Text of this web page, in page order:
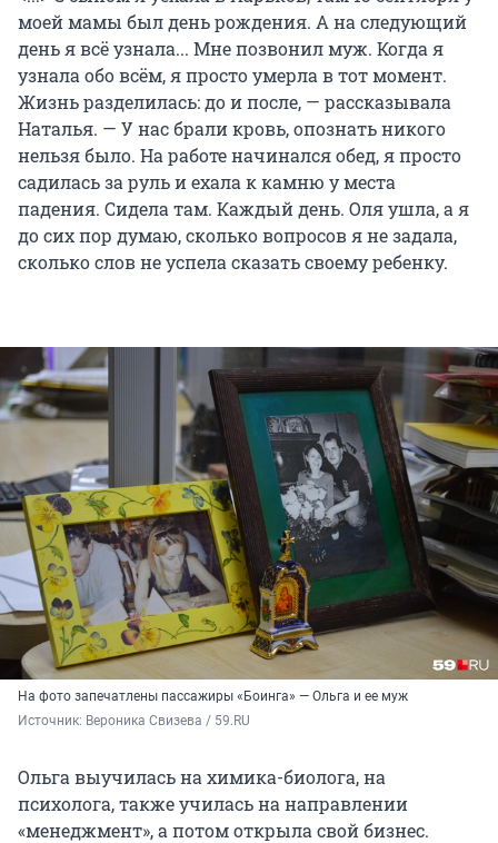
моей мамы был день рождения. А на следующий
день я всё узнала... Мне позвонил муж. Когда я
узнала обо всём, я просто умерла в тот момент.
Жизнь разделилась: до и после, — рассказывала
Наталья. — У нас брали кровь, опознать никого
нельзя было. На работе начинался обед, я просто
садилась за руль и ехала к камню у места
падения. Сидела там. Каждый день. Оля ушла, а я
до сих пор думаю, сколько вопросов я не задала,
сколько слов не успела сказать своему ребенку.
На фото запечатлены пассажиры «Боинга» — Ольга и ее муж
Источник: Вероника Свизева / 59.RU
Ольга выучилась на химика-биолога, на
психолога, также училась на направлении
«менеджмент», а потом открыла свой бизнес.